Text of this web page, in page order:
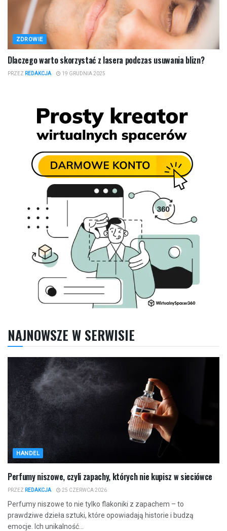
ZDROWIE
Dlaczego warto skorzystać z lasera podczas usuwania blizn?
PRZEZ REDAKCJA 19 GRUDNIA 2025
NAJNOWSZE W SERWISIE
HANDEL
Perfumy niszowe, czyli zapachy, których nie kupisz w sieciówce
PRZEZ REDAKCJA 25 CZERWCA 2026
Perfumy niszowe to nie tylko flakoniki z zapachem – to
prawdziwe dzieła sztuki, które opowiadają historie i budzą
emocje. Ich unikalność...